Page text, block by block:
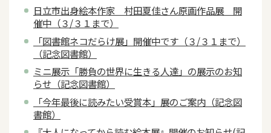
日立市出身絵本作家 村田夏佳さん原画作品展 開
催中（３/３１まで）
「図書館ネコだらけ展」開催中です（３/３１まで）
（記念図書館）
ミニ展示「勝負の世界に生きる人達」の展示のお知
らせ（記念図書館）
「今年最後に読みたい受賞本」展のご案内（記念図
書館）